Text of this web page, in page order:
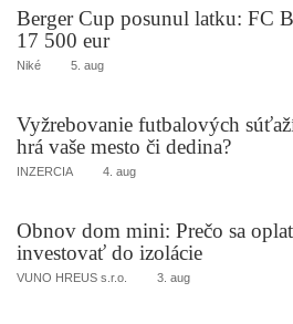
Berger Cup posunul latku: FC
17 500 eur
Niké 5. aug
Vyžrebovanie futbalových
hrá vaše mesto či dedina?
INZERCIA 4. aug
Obnov dom mini: Prečo sa
investovať do izolácie
VUNO HREUS s.r.o. 3. aug